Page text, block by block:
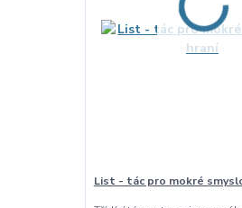
List - tác pro mokré